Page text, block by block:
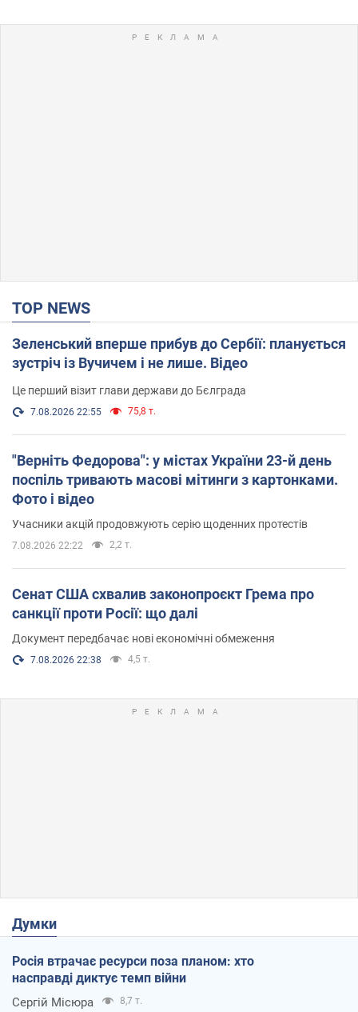
TOP NEWS
Зеленський вперше прибув до Сербії: планується
зустріч із Вучичем і не лише. Відео
Це перший візит глави держави до Бєлграда
7.08.2026 22:55 75,8 т.
"Верніть Федорова": у містах України 23-й день
поспіль тривають масові мітинги з картонками.
Фото і відео
Учасники акцій продовжують серію щоденних протестів
7.08.2026 22:22 2,2 т.
Сенат США схвалив законопроєкт Грема про
санкції проти Росії: що далі
Документ передбачає нові економічні обмеження
7.08.2026 22:38 4,5 т.
Думки
Росія втрачає ресурси поза планом: хто
насправді диктує темп війни
Сергій Місюра 8,7 т.